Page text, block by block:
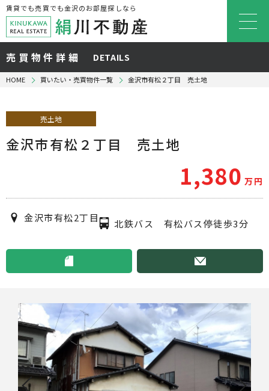
賃貸でも売買でも金沢のお部屋探しなら
売買物件詳細 DETAILS
HOME 買いたい・売買物件一覧 金沢市有松２丁目 売土地
金沢市有松２丁目 売土地
売土地
1,380 万円
金沢市有松2丁目 北鉄バス 有松バス停徒歩3分